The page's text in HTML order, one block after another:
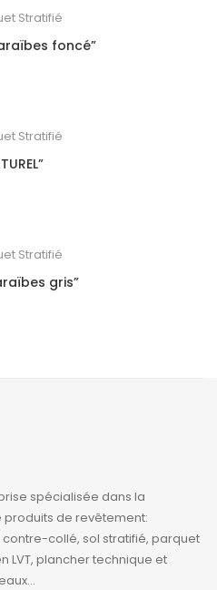
Stratifié
foncé”
Stratifié
Stratifié
gris”
spécialisée dans la
produits de revêtement:
collé, sol stratifié, parquet
LVT, plancher technique et